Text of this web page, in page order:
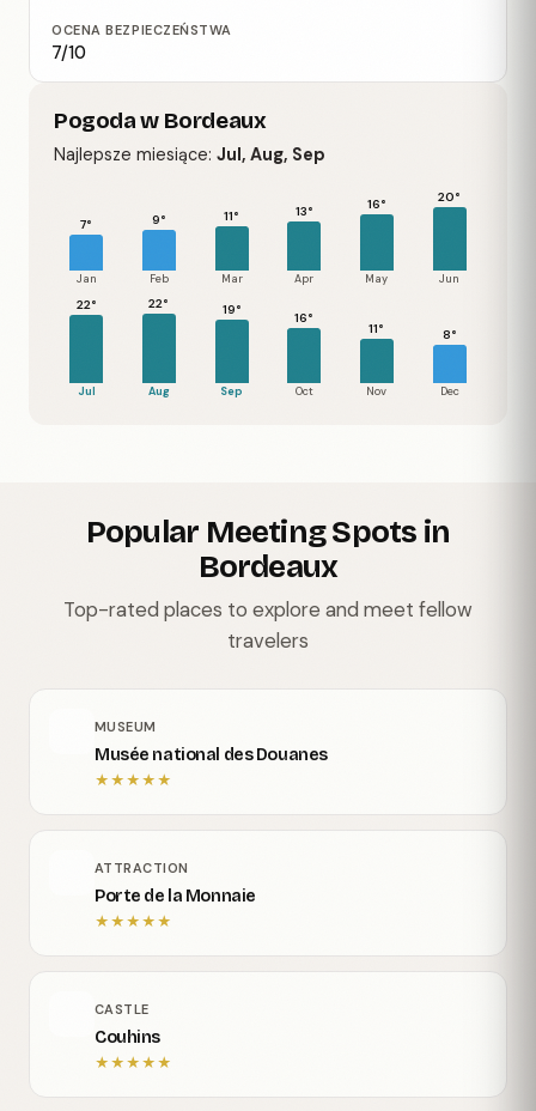
OCENA BEZPIECZEŃSTWA
7/10
Pogoda w Bordeaux
Najlepsze miesiące: Jul, Aug, Sep
7°
Jan
9°
Feb
11°
Mar
13°
Apr
16°
May
20°
Jun
22°
Jul
22°
Aug
19°
Sep
16°
Oct
11°
Nov
8°
Dec
Popular Meeting Spots in
Bordeaux
Top-rated places to explore and meet fellow
travelers
MUSEUM
Musée national des Douanes
★★★★★
ATTRACTION
Porte de la Monnaie
★★★★★
CASTLE
Couhins
★★★★★